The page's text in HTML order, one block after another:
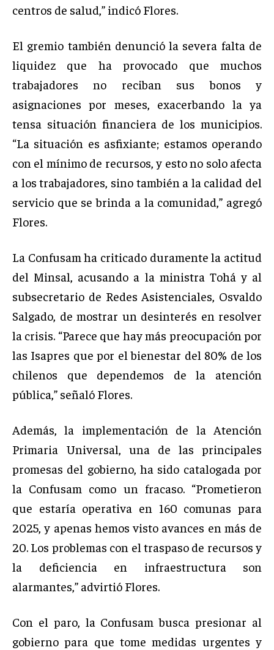
centros de salud,” indicó Flores.
El gremio también denunció la severa falta de
liquidez que ha provocado que muchos
trabajadores no reciban sus bonos y
asignaciones por meses, exacerbando la ya
tensa situación financiera de los municipios.
“La situación es asfixiante; estamos operando
con el mínimo de recursos, y esto no solo afecta
a los trabajadores, sino también a la calidad del
servicio que se brinda a la comunidad,” agregó
Flores.
La Confusam ha criticado duramente la actitud
del Minsal, acusando a la ministra Tohá y al
subsecretario de Redes Asistenciales, Osvaldo
Salgado, de mostrar un desinterés en resolver
la crisis. “Parece que hay más preocupación por
las Isapres que por el bienestar del 80% de los
chilenos que dependemos de la atención
pública,” señaló Flores.
Además, la implementación de la Atención
Primaria Universal, una de las principales
promesas del gobierno, ha sido catalogada por
la Confusam como un fracaso. “Prometieron
que estaría operativa en 160 comunas para
2025, y apenas hemos visto avances en más de
20. Los problemas con el traspaso de recursos y
la deficiencia en infraestructura son
alarmantes,” advirtió Flores.
Con el paro, la Confusam busca presionar al
gobierno para que tome medidas urgentes y